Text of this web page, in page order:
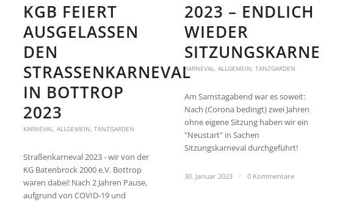
KGB FEIERT
AUSGELASSEN
DEN
STRASSENKARNEVAL I
N BOTTROP 2
023
KARNEVAL, ALLGEMEIN, TANZGARDEN
Straßenkarneval 2023 - wir von der
KG Batenbrock 2000 e.V. Bottrop
waren dabei! Nach 2 Jahren Pause,
aufgrund von COVID-19 und
2023 – ENDLICH
WIEDER
KARNEVAL,ALLGEMEIN,TANZGARDEN
Am Samstagabend war es soweit:
Nach (Corona bedingt) zwei Jahren
ohne eigene Sitzung haben wir ein
"Neustart" in Sachen
Sitzungskarneval durchgeführt!
30. Januar 2023 / 0 Kommentare